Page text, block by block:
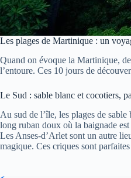
Les plages de Martinique : un
Quand on évoque la Martinique,
l’entoure. Ces 10 jours de
Le Sud : sable blanc et cocotiers,
Au sud de l’île, les plages de
long ruban doux où la baignade
Les Anses-d’Arlet sont un autre
magique. Ces criques sont